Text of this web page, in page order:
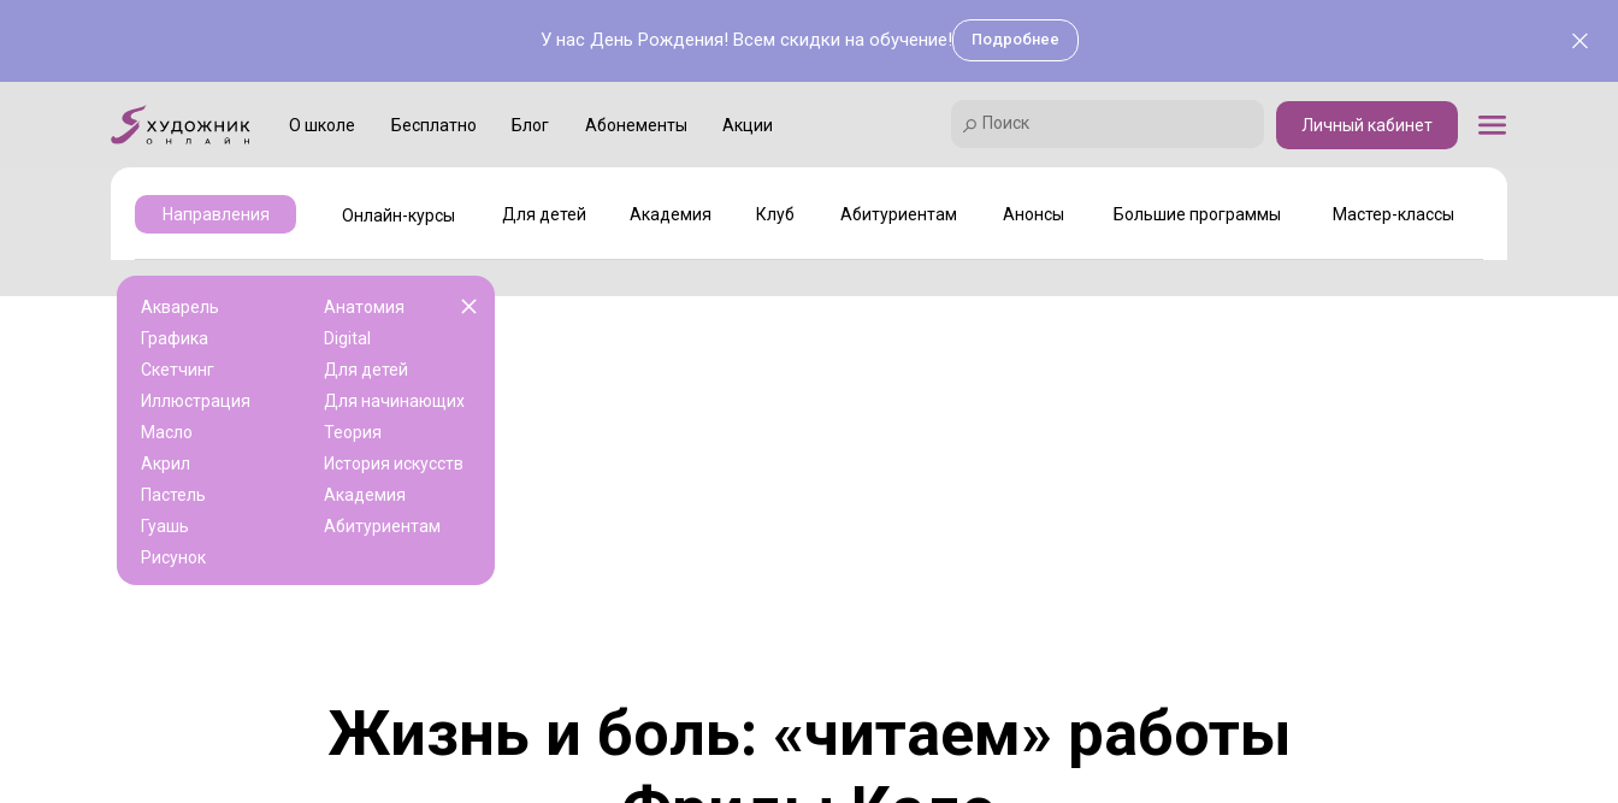
У нас День Рождения! Всем скидки на обучение! Подробнее
Блог Акции
Абонементы
О школе Бесплатно Личный кабинет
Поиск
Мастер-классы
Для детей Академия Клуб Абитуриентам Анонсы Большие программы
Онлайн-курсы
Направления
Поиск
Академия Клуб Мастер-классы
Акварель
Графика
Скетчинг
Иллюстрация
Масло
Акрил
Пастель
Гуашь
Рисунок
Анатомия
Digital
Для детей
Для начинающих
Теория
История искусств
Академия
Абитуриентам
Жизнь и боль: «читаем» работы